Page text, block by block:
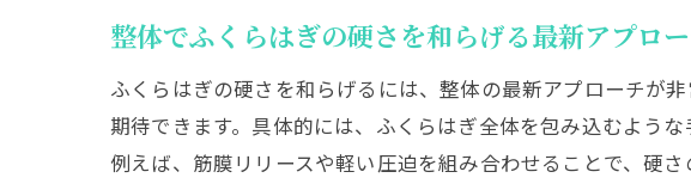
片足だけ張る
足つぼ
ふくら
片足の
整体でふくらはぎの硬さを和らげる最新アプロ
ふくらはぎの硬さを和らげるには、整体の最新アプローチが
期待できます。具体的には、ふくらはぎ全体を包み込むよう
例えば、筋膜リリースや軽い圧迫を組み合わせることで、硬